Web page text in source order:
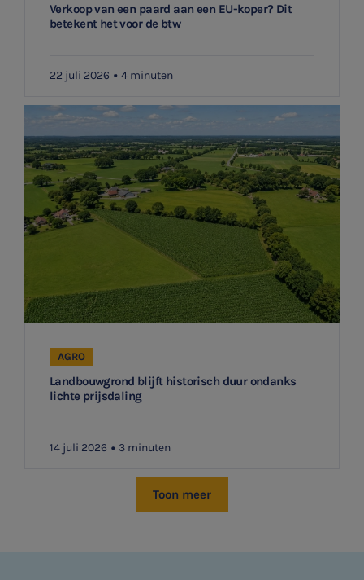
Verkoop van een paard aan een EU-koper? Dit
betekent het voor de btw
22 juli 2026 4 minuten
Landbouwgrond blijft historisch duur ondanks
lichte prijsdaling
AGRO
14 juli 2026 3 minuten
Toon meer